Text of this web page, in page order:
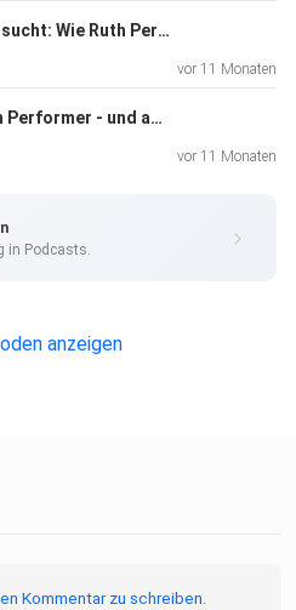
Sicherheit vs. Sehnsucht: Wie Ruth Peraccini-Liechti nach 27 Jahren den Mut fand, ihren Lebenstraum umzusetzen
vor 11 Monaten
Hochsensibel, High Performer - und am Limit? So findest du zurück in die Balance - mit Nora Dietrich
vor 11 Monaten
in Podcasts.
anzeigen
Kommentar zu schreiben.